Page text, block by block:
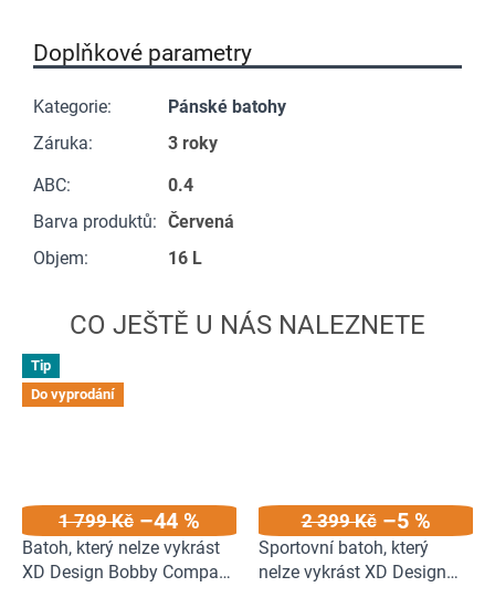
Doplňkové parametry
Kategorie:
Pánské batohy
Záruka:
3 roky
ABC:
0.4
Barva produktů: Červená
Objem: 16 L
Tip
Do vyprodání
1 799 Kč –44 %
Batoh, který nelze vykrást
XD Design Bobby Compact
2 399 Kč –5 %
Sportovní batoh, který
nelze vykrást XD Design